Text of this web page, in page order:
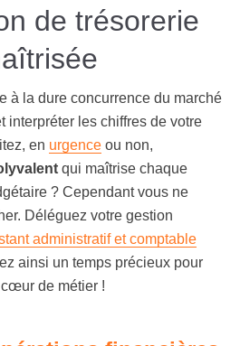
de trésorerie
à la dure concurrence du marché
interpréter les chiffres de votre
en urgence ou non,
qui maîtrise chaque
? Cependant vous ne
Déléguez votre gestion
administratif et comptable
ainsi un temps précieux pour
de métier !